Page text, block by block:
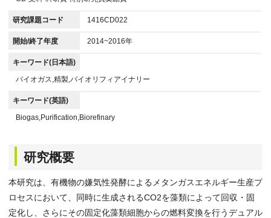
研究課題コード 1416CD022
開始/終了年度 2014~2016年
キーワード(日本語)
バイオガス,精製,バイオリフィアイナリー
キーワード(英語)
Biogas,Purification,Biorefinary
研究概要
本研究は、有機物の嫌気性発酵によるメタンガスエネルギー生産プ
ロセスにおいて、同時に生成されるCO2を藻類によって回収・固
定化し、さらにその固定化藻類細胞からの燃料変換を行うデュアル